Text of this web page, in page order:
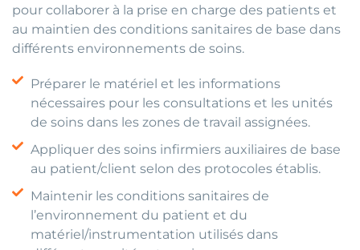
pour collaborer à la prise en charge des patients et
au maintien des conditions sanitaires de base dans
différents environnements de soins.
Préparer le matériel et les informations
nécessaires pour les consultations et les unités
de soins dans les zones de travail assignées.
Appliquer des soins infirmiers auxiliaires de base
au patient/client selon des protocoles établis.
Maintenir les conditions sanitaires de
l’environnement du patient et du
matériel/instrumentation utilisés dans